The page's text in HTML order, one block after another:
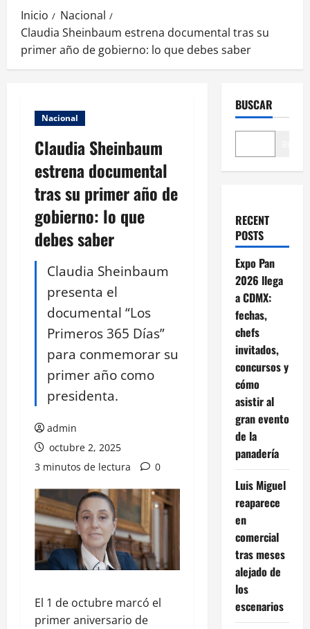
Inicio
Nacional
Claudia Sheinbaum estrena documental tras su
primer año de gobierno: lo que debes saber
Nacional
Claudia Sheinbaum
estrena documental
tras su primer año de
gobierno: lo que
debes saber
Claudia Sheinbaum
presenta el
documental “Los
Primeros 365 Días”
para conmemorar su
primer año como
presidenta.
admin
octubre 2, 2025
3 minutos de lectura
0
El 1 de octubre marcó el
primer aniversario de
BUSCAR
RECENT
POSTS
Expo Pan
2026 llega
a CDMX:
fechas,
chefs
invitados,
concursos y
cómo
asistir al
gran evento
de la
panadería
Luis Miguel
reaparece
en
comercial
tras meses
alejado de
los
escenarios